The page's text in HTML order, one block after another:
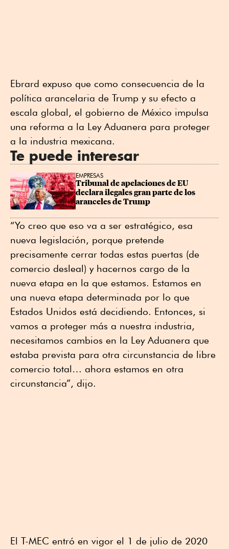
Ebrard expuso que como consecuencia de la
política arancelaria de Trump y su efecto a
escala global, el gobierno de México impulsa
una reforma a la Ley Aduanera para proteger
a la industria mexicana.
Te puede interesar
EMPRESAS
Tribunal de apelaciones de EU
declara ilegales gran parte de los
aranceles de Trump
“Yo creo que eso va a ser estratégico, esa
nueva legislación, porque pretende
precisamente cerrar todas estas puertas (de
comercio desleal) y hacernos cargo de la
nueva etapa en la que estamos. Estamos en
una nueva etapa determinada por lo que
Estados Unidos está decidiendo. Entonces, si
vamos a proteger más a nuestra industria,
necesitamos cambios en la Ley Aduanera que
estaba prevista para otra circunstancia de libre
comercio total… ahora estamos en otra
circunstancia”, dijo.
El T-MEC entró en vigor el 1 de julio de 2020